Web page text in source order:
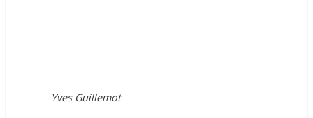
Yves Guillemot